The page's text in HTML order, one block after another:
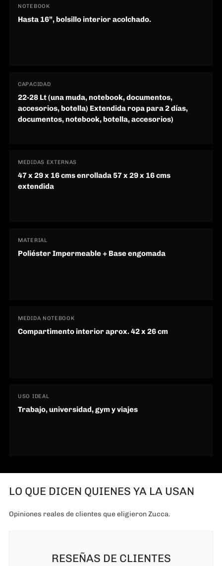
NOTEBOOK
Hasta 16”, bolsillo interior acolchado.
CAPACIDAD
22-28 Lt (una muda, notebook, documentos,
accesorios, botella) Extendida ropa para 2 días,
documentos, notebook, botella, accesorios)
MEDIDAS EXTERNAS
47 x 29 x 16 cms enrollada 57 x 29 x 16 cms
extendida
MATERIAL
Poliéster Impermeable + Base engomada
MEDIDA NOTEBOOK
Compartimento interior aprox. 42 x 26 cm
USO IDEAL
Trabajo, universidad, gym y viajes
LO QUE DICEN QUIENES YA LA USAN
Opiniones reales de clientes que eligieron Zucca.
RESEÑAS DE CLIENTES